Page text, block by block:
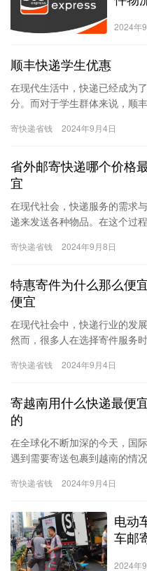
2024年
顺丰快递学生优惠
在现代生活中，快递已经成为
分。而对于学生群体来说，顺
够更加便…
寄快递省钱 2024年9月4日
省外邮寄快递哪个价格
宜
在现代社会，快递服务的需求
递来发送各种物品。在这个过
格最…
寄快递省钱 2024年9月8日
特惠寄件为什么那么便
便宜
在现代社会中，快递行业的发
然而，很多人在选择寄件服务
惠寄件…
寄快递省钱 2024年9月4日
寄越南用什么快递最便
的
在全球化不断加深的今天，国
遇到需要寄送包裹到越南的情
细探讨…
寄快递省钱 2024年9月4日
电动
车邮
2024年